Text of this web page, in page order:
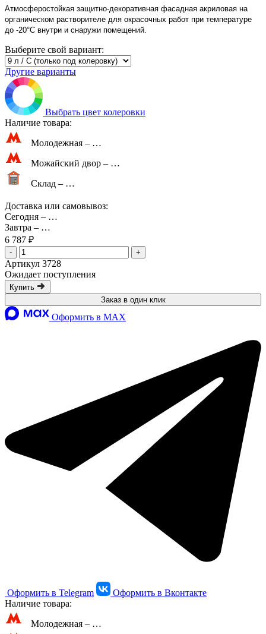
Атмосферостойкая защитно-декоративная фасадная акриловая на
органическом растворителе для окрасочных работ при температуре
до -20°С внутри и снаружи помещений.
Выберите свой вариант:
Другие варианты
Выбрать цвет колеровки
Наличие товара:
Молодежная – …
Можайский двор – …
Склад – …
Доставка или самовывоз:
Сегодня – …
Завтра – …
6 787 ₽
- +
Артикул 3728
Ожидает поступления
Купить
Заказ в один клик
Оформить в MAX
Оформить в Telegram
Оформить в Вконтакте
Наличие товара:
Молодежная – …